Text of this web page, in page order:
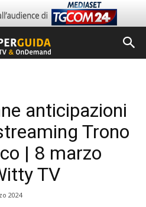
anticipazioni
Trono
| 8 marzo
TV
2024